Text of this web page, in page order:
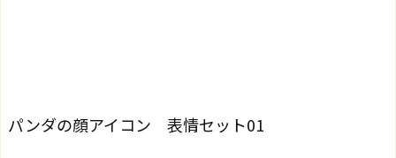
パンダの顔アイコン 表情セット01